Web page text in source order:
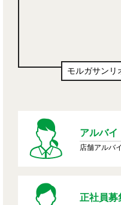
モルガサンリ
アルバイ
店舗アルバ
正社員募